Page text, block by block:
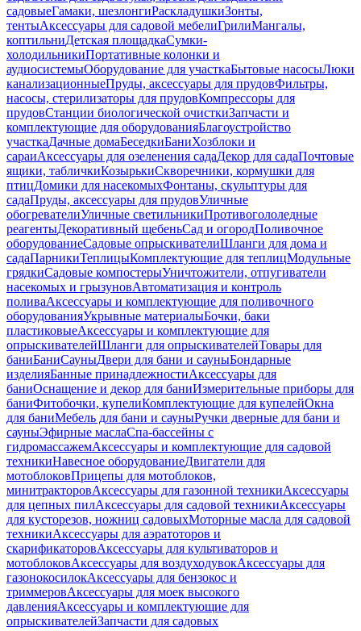
садовыеГамаки, шезлонгиРаскладушкиЗонты,
тентыАксессуары для садовой мебелиГрилиМангалы,
коптильниДетская площадкаСумки-
холодильникиПортативные колонки и
аудиосистемыОборудование для участкаБытовые насосыЛюки
канализационныеПруды, аксессуары для прудовФильтры,
насосы, стерилизаторы для прудовКомпрессоры для
прудовСтанции биологической очисткиЗапчасти и
комплектующие для оборудованияБлагоустройство
участкаДачные домаБеседкиБаниХозблоки и
сараиАксессуары для озеленения садаДекор для садаПочтовые
ящики, табличкиКозырькиСкворечники, кормушки для
птицДомики для насекомыхФонтаны, скульптуры для
садаПруды, аксессуары для прудовУличные
обогревателиУличные светильникиПротивогололедные
реагентыДекоративный щебеньСад и огородПоливочное
оборудованиеСадовые опрыскивателиШланги для дома и
садаПарникиТеплицыКомплектующие для теплицМодульные
грядкиСадовые компостерыУничтожители, отпугиватели
насекомых и грызуновАвтоматизация и контроль
поливаАксессуары и комплектующие для поливочного
оборудованияУкрывные материалыБочки, баки
пластиковыеАксессуары и комплектующие для
опрыскивателейШланги для опрыскивателейТовары для
баниБаниСауныДвери для бани и сауныБондарные
изделияБанные принадлежностиАксессуары для
баниОснащение и декор для баниИзмерительные приборы для
баниФитобочки, купелиКомплектующие для купелейОкна
для баниМебель для бани и сауныРучки дверные для бани и
сауныЭфирные маслаСпа-бассейны с
гидромассажемАксессуары и комплектующие для садовой
техникиНавесное оборудованиеДвигатели для
мотоблоковПрицепы для мотоблоков,
минитракторовАксессуары для газонной техникиАксессуары
для цепных пилАксессуары для садовой техникиАксессуары
для кусторезов, ножниц садовыхМоторные масла для садовой
техникиАксессуары для аэратоторов и
скарификаторовАксессуары для культиваторов и
мотоблоковАксессуары для воздуходувокАксессуары для
газонокосилокАксессуары для бензокос и
триммеровАксессуары для моек высокого
давленияАксессуары и комплектующие для
опрыскивателейЗапчасти для садовых